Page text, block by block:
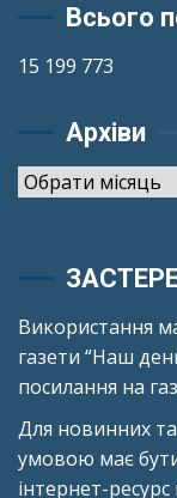
Всього
15 199 773
Архіви
Архіви
Використання
газети “Наш
посилання на
Для новинних
умовою має
інтернет-